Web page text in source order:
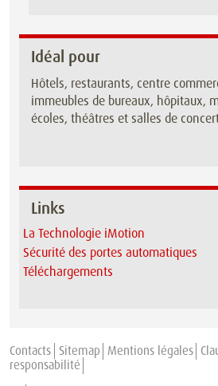
Idéal pour
Hôtels, restaurants, centre
immeubles de bureaux, hôpitaux,
écoles, théâtres et salles de
Links
La Technologie iMotion
Sécurité des portes automatiques
Téléchargements
Contacts Sitemap Mentions légales
responsabilité